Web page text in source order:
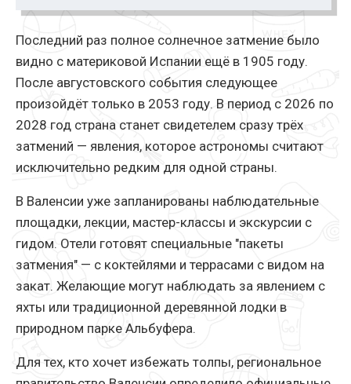
Последний раз полное солнечное затмение было
видно с материковой Испании ещё в 1905 году.
После августовского события следующее
произойдёт только в 2053 году. В период с 2026 по
2028 год страна станет свидетелем сразу трёх
затмений — явления, которое астрономы считают
исключительно редким для одной страны.
В Валенсии уже запланированы наблюдательные
площадки, лекции, мастер-классы и экскурсии с
гидом. Отели готовят специальные "пакеты
затмения" — с коктейлями и террасами с видом на
закат. Желающие могут наблюдать за явлением с
яхты или традиционной деревянной лодки в
природном парке Альбуфера.
Для тех, кто хочет избежать толпы, региональное